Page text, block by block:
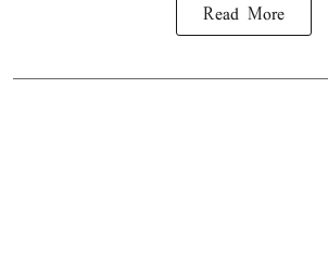
Read More